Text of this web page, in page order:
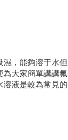
，能夠溶于水
大家簡單講講
是較為常見的